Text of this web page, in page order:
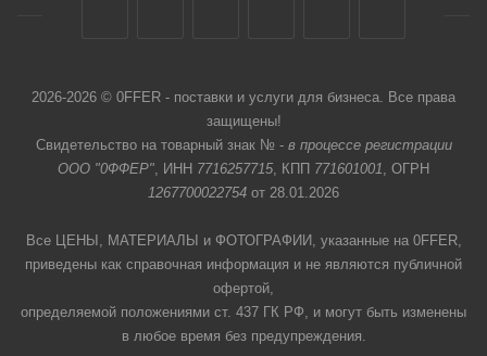
2026-2026 © 0FFER - поставки и услуги для бизнеса. Все права
защищены!
Свидетельство на товарный знак № - в процессе регистрации
ООО "0ФФЕР", ИНН 7716257715, КПП 771601001, ОГРН
1267700022754 от 28.01.2026
Все ЦЕНЫ, МАТЕРИАЛЫ и ФОТОГРАФИИ, указанные на 0FFER,
приведены как справочная информация и не являются публичной
офертой,
определяемой положениями ст. 437 ГК РФ, и могут быть изменены
в любое время без предупреждения.